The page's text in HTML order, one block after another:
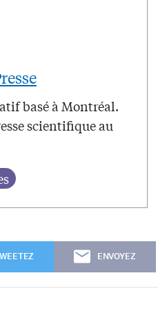
basé à Montréal.
scientifique au
ENVOYEZ